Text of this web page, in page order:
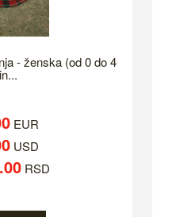
- ženska (od 0 do 4
EUR
USD
RSD